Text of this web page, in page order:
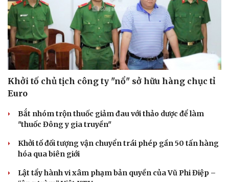
Du lịch
Tư vấn
Săn Tour
check-in
Podcast
Đọc truyện đêm khuya
Cửa sổ tình yêu
Khởi tố chủ tịch công ty "nổ" sở hữu hàng chục tỉ
Euro
Bắt nhóm trộn thuốc giảm đau với thảo dược để làm
"thuốc Đông y gia truyền"
Khởi tố đối tượng vận chuyển trái phép gần 50 tấn hàng
hóa qua biên giới
Lật tẩy hành vi xâm phạm bản quyền của Vũ Phi Điệp –